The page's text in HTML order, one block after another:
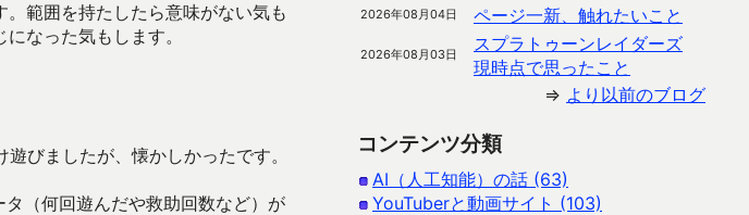
範囲を持たしたら意味がない気も
なった気もします。
びましたが、懐かしかったです。
（何回遊んだや救助回数など）が
2026年08月04日 ページ一新、触れたいこと
2026年08月03日
スプラトゥーンレイダーズ
現時点で思ったこと
⇒ より以前のブログ
コンテンツ分類
AI（人工知能）の話 (63)
YouTuberと動画サイト (103)